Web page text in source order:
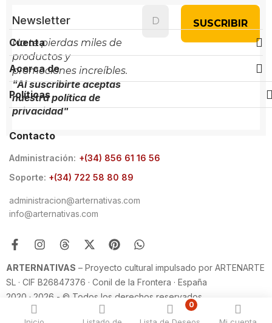
0
Newsletter
No te pierdas miles de
productos y
promociones increíbles.
"Al suscribirte aceptas
nuestra política de
privacidad"
Cuenta
Acerca de
Políticas
Contacto
Administración: +(34) 856 61 16 56
Soporte: +(34) 722 58 80 89
administracion@arternativas.com
info@arternativas.com
ARTERNATIVAS – Proyecto cultural impulsado por ARTENARTE
SL · CIF B26847376 · Conil de la Frontera · España
2020 · 2026 - © Todos los derechos reservados